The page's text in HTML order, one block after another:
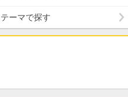
テーマで探す